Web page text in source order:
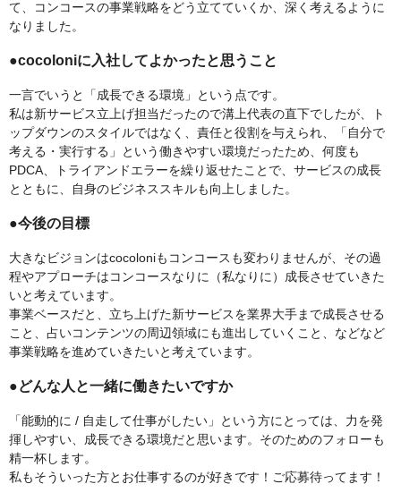
て、コンコースの事業戦略をどう立てていくか、深く考えるように
なりました。
●cocoloniに入社してよかったと思うこと
一言でいうと「成長できる環境」という点です。
私は新サービス立上げ担当だったので溝上代表の直下でしたが、ト
ップダウンのスタイルではなく、責任と役割を与えられ、「自分で
考える・実行する」という働きやすい環境だったため、何度も
PDCA、トライアンドエラーを繰り返せたことで、サービスの成長
とともに、自身のビジネススキルも向上しました。
●今後の目標
大きなビジョンはcocoloniもコンコースも変わりませんが、その過
程やアプローチはコンコースなりに（私なりに）成長させていきた
いと考えています。
事業ベースだと、立ち上げた新サービスを業界大手まで成長させる
こと、占いコンテンツの周辺領域にも進出していくこと、などなど
事業戦略を進めていきたいと考えています。
●どんな人と一緒に働きたいですか
「能動的に / 自走して仕事がしたい」という方にとっては、力を発
揮しやすい、成長できる環境だと思います。そのためのフォローも
精一杯します。
私もそういった方とお仕事するのが好きです！ご応募待ってます！